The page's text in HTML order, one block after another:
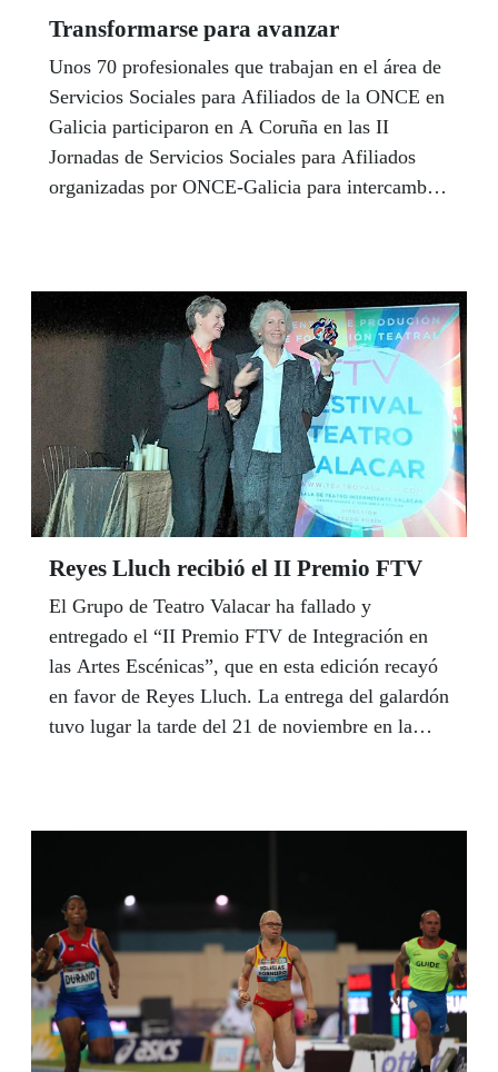
Transformarse para avanzar
Unos 70 profesionales que trabajan en el área de
Servicios Sociales para Afiliados de la ONCE en
Galicia participaron en A Coruña en las II
Jornadas de Servicios Sociales para Afiliados
organizadas por ONCE-Galicia para intercambiar
Discapacidad de la Xunta de Galicia, Ildefonso
de la Campa, que felicitó a la organización
“decana en la atención a personas con
discapacidad en España y ejemplo de eficacia a
nivel mundial”.
Reyes Lluch recibió el II Premio FTV
El Grupo de Teatro Valacar ha fallado y
entregado el “II Premio FTV de Integración en
las Artes Escénicas”, que en esta edición recayó
en favor de Reyes Lluch. La entrega del galardón
tuvo lugar la tarde del 21 de noviembre en la
propia Reyes Lluch, ex responsable del área de
Promoción Cultural de la ONCE.